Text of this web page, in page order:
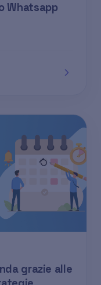
Whatsapp
grazie alle